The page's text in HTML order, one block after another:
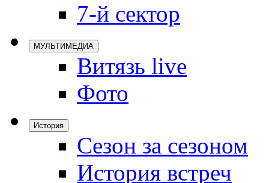
7-й сектор
МУЛЬТИМЕДИА
Витязь live
Фото
История
Сезон за сезоном
История встреч